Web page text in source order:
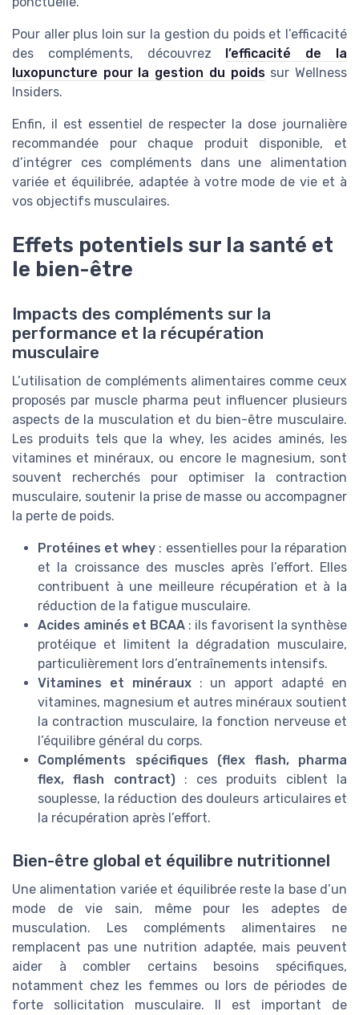
Pour aller plus loin sur la gestion du poids et l’efficacité
des compléments, découvrez
l’efficacité de la
luxopuncture pour la gestion du poidssur Wellness
Insiders.
Enfin, il est essentiel de respecter la dose journalière
recommandée pour chaque produit disponible, et
d’intégrer ces compléments dans une alimentation
variée et équilibrée, adaptée à votre mode de vie et à
vos objectifs musculaires.
Effets potentiels sur la santé et
le bien-être
Impacts des compléments sur la
performance et la récupération
musculaire
L’utilisation de compléments alimentaires comme ceux
proposés par muscle pharma peut influencer plusieurs
aspects de la musculation et du bien-être musculaire.
Les produits tels que la whey, les acides aminés, les
vitamines et minéraux, ou encore le magnesium, sont
souvent recherchés pour optimiser la contraction
musculaire, soutenir la prise de masse ou accompagner
la perte de poids.
Protéines et whey : essentielles pour la réparation
et la croissance des muscles après l’effort. Elles
contribuent à une meilleure récupération et à la
réduction de la fatigue musculaire.
Acides aminés et BCAA : ils favorisent la synthèse
protéique et limitent la dégradation musculaire,
particulièrement lors d’entraînements intensifs.
Vitamines et minéraux: un apport adapté en
vitamines, magnesium et autres minéraux soutient
la contraction musculaire, la fonction nerveuse et
l’équilibre général du corps.
Compléments spécifiques (flex flash, pharma
flex, flash contract): ces produits ciblent la
souplesse, la réduction des douleurs articulaires et
la récupération après l’effort.
Bien-être global et équilibre nutritionnel
Une alimentation variée et équilibrée reste la base d’un
mode de vie sain, même pour les adeptes de
musculation. Les compléments alimentaires ne
remplacent pas une nutrition adaptée, mais peuvent
aider à combler certains besoins spécifiques,
notamment chez les femmes ou lors de périodes de
forte sollicitation musculaire. Il est important de